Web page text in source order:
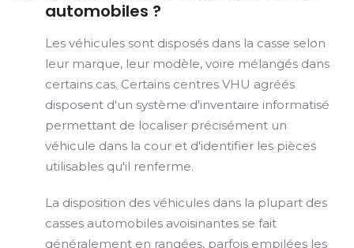
automobiles ?
Les véhicules sont disposés dans la casse selon
leur marque, leur modèle, voire mélangés dans
certains cas. Certains centres VHU agréés
disposent d'un système d'inventaire informatisé
permettant de localiser précisément un
véhicule dans la cour et d'identifier les pièces
utilisables qu'il renferme.
La disposition des véhicules dans la plupart des
casses automobiles avoisinantes se fait
généralement en rangées, parfois empilées les